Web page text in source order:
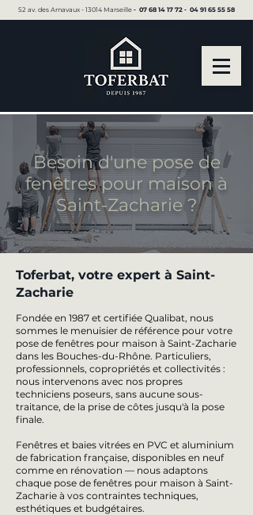
52 av. des Arnavaux - 13014 Marseille ▪︎ 07 68 14 17 72 ▪︎ 04 91 65 55 58
Besoin d'une pose de
fenêtres pour maison à
Saint-Zacharie ?
Toferbat, votre expert à Saint-
Zacharie
Fondée en 1987 et certifiée Qualibat, nous
sommes le menuisier de référence pour votre
pose de fenêtres pour maison à Saint-Zacharie
dans les Bouches-du-Rhône. Particuliers,
professionnels, copropriétés et collectivités :
nous intervenons avec nos propres
techniciens poseurs, sans aucune sous-
traitance, de la prise de côtes jusqu'à la pose
finale.
Fenêtres et baies vitrées en PVC et aluminium
de fabrication française, disponibles en neuf
comme en rénovation — nous adaptons
chaque pose de fenêtres pour maison à Saint-
Zacharie à vos contraintes techniques,
esthétiques et budgétaires.